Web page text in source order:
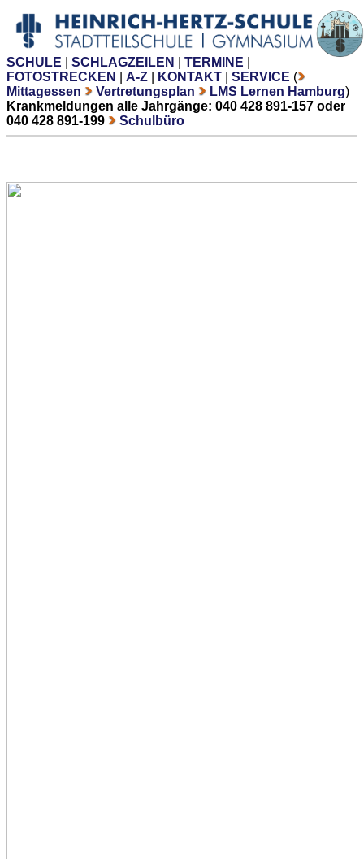
SCHULE SCHLAGZEILEN TERMINE
FOTOSTRECKEN
A-Z KONTAKT SERVICE (
Mittagessen
Vertretungsplan LMS Lernen Hamburg)
Krankmeldungen alle Jahrgänge: 040 428 891-157 oder
040 428 891-199
Schulbüro